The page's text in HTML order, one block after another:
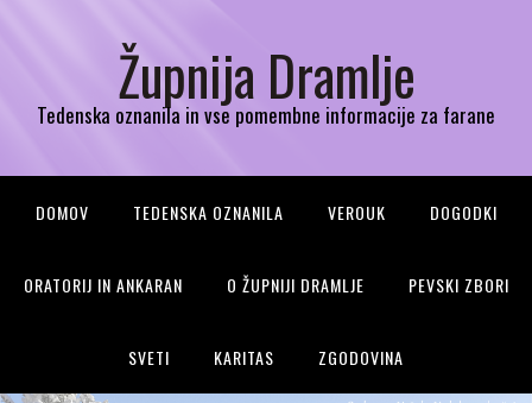
Župnija Dramlje
Tedenska oznanila in vse pomembne informacije za farane
DOMOV TEDENSKA OZNANILA VEROUK DOGODKI
ORATORIJ IN ANKARAN O ŽUPNIJI DRAMLJE PEVSKI ZBORI
SVETI KARITAS ZGODOVINA